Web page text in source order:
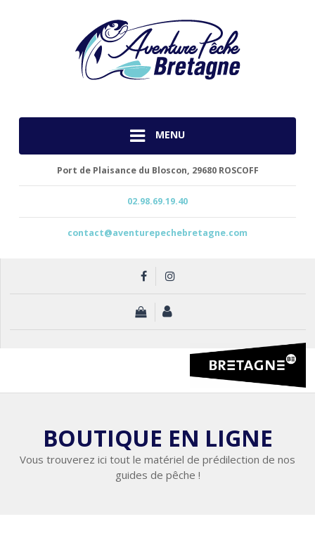
MENU
Port de Plaisance du Bloscon, 29680 ROSCOFF
02.98.69.19.40
contact@aventurepechebretagne.com
BOUTIQUE EN LIGNE
Vous trouverez ici tout le matériel de prédilection de nos
guides de pêche !